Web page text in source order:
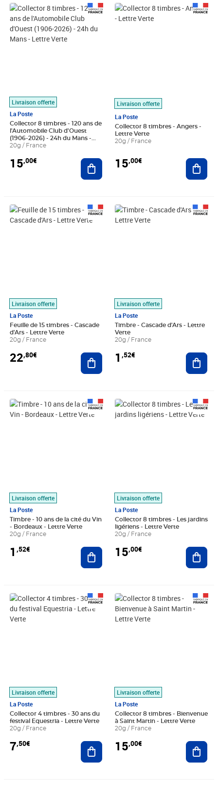
Livraison offerte
La Poste
Collector 8 timbres - 120 ans de
l'Automobile Club d'Ouest
(1906-2026) - 24h du Mans -
Lettre Verte
20g / France
15,00€
Prix 15,00€
Ajouter au panier
Livraison offerte
La Poste
Collector 8 timbres - Angers -
Lettre Verte
20g / France
15,00€
Prix 15,00€
Livraison offerte
La Poste
Feuille de 15 timbres - Cascade
d'Ars - Lettre Verte
20g / France
22,80€
Prix 22,80€
Ajouter au panier
Livraison offerte
La Poste
Timbre - Cascade d'Ars - Lettre
Verte
20g / France
1 ,52€
Prix 1,52€
Livraison offerte
La Poste
Timbre - 10 ans de la cité du Vin
- Bordeaux - Lettre Verte
20g / France
1 ,52€
Prix 1,52€
Ajouter au panier
Livraison offerte
La Poste
Collector 8 timbres - Les jardins
ligériens - Lettre Verte
20g / France
15,00€
Prix 15,00€
Livraison offerte
La Poste
Collector 4 timbres - 30 ans du
festival Equestria - Lettre Verte
20g / France
7,50€
Prix 7,50€
Ajouter au panier
Livraison offerte
La Poste
Collector 8 timbres - Bienvenue
à Saint Martin - Lettre Verte
20g / France
15,00€
Prix 15,00€